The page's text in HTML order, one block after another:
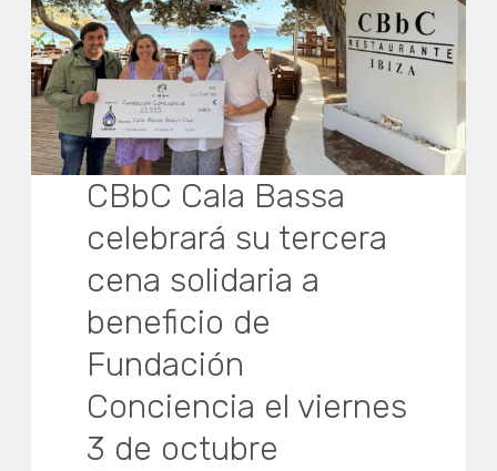
CBbC Cala Bassa
celebrará su tercera
cena solidaria a
beneficio de
Fundación
Conciencia el viernes
3 de octubre